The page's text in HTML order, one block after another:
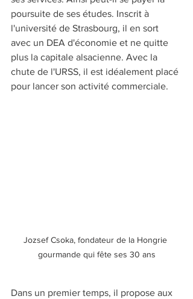
poursuite de ses études. Inscrit à
l'université de Strasbourg, il en sort
avec un DEA d'économie et ne quitte
plus la capitale alsacienne. Avec la
chute de l'URSS, il est idéalement placé
pour lancer son activité commerciale.
Jozsef Csoka, fondateur de la Hongrie
gourmande qui fête ses 30 ans
Dans un premier temps, il propose aux